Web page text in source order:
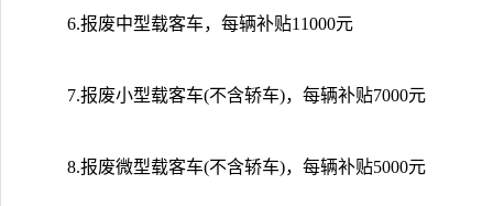
6.报废中型载客车，每辆补贴11000元
7.报废小型载客车(不含轿车)，每辆补贴7000元
8.报废微型载客车(不含轿车)，每辆补贴5000元